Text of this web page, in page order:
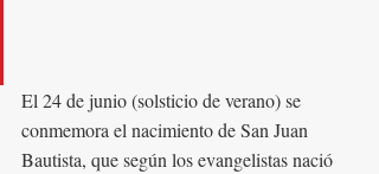
El 24 de junio (solsticio de verano) se
conmemora el nacimiento de San Juan
Bautista, que según los evangelistas nació